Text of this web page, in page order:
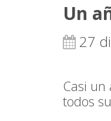
Un
27
Casi
todos